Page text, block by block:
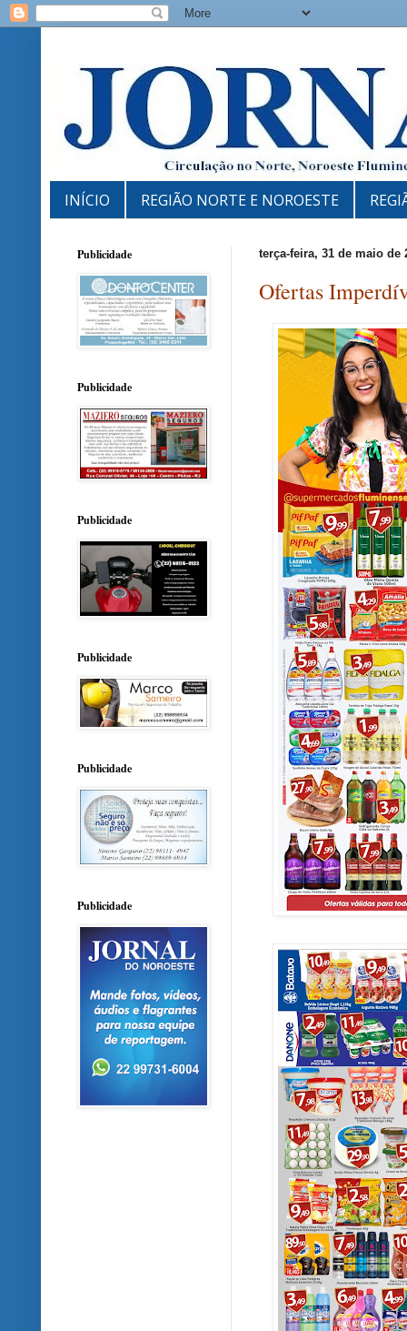
INÍCIO REGIÃO NORTE E NOROESTE
terça-feira, 31 de maio de
Ofertas
Publicidade
Publicidade
Publicidade
Publicidade
Publicidade
Publicidade